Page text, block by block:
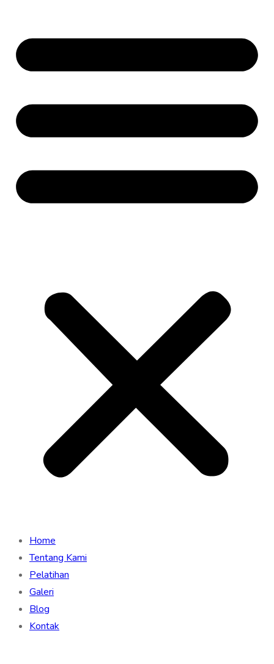
Home
Tentang Kami
Pelatihan
Galeri
Blog
Kontak